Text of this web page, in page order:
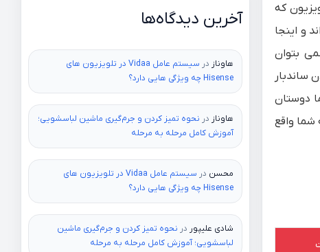
که
و اینجا
بتوان
ساندبار
دوستان
شما واقع
آخرین دیدگاه‌ها
هاوناز در
سیستم عامل Vidaa در تلویزیون های
Hisense چه ویژگی هایی دارد؟
هاوناز در نحوه تمیز کردن و جرم‌گیری ماشین لباسشویی؛
آموزش کامل مرحله به مرحله
محسن در
سیستم عامل Vidaa در تلویزیون های
Hisense چه ویژگی هایی دارد؟
شادی علیپور در نحوه تمیز کردن و جرم‌گیری ماشین
لباسشویی؛ آموزش کامل مرحله به مرحله